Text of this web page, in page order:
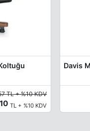
TL + %10 KDV
TL + %10 KDV